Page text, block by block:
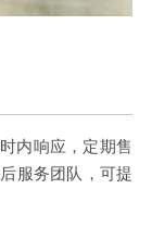
内响应，定期售
服务团队，可提